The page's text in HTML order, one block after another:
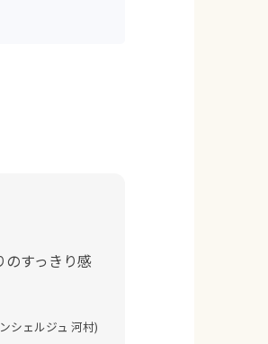
のすっきり感
シェルジュ 河村)